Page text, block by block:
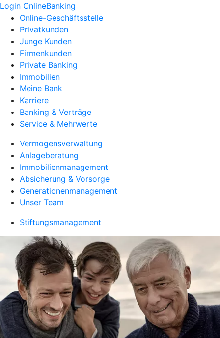
Login OnlineBanking
Online-Geschäftsstelle
Privatkunden
Junge Kunden
Firmenkunden
Private Banking
Immobilien
Meine Bank
Karriere
Banking & Verträge
Service & Mehrwerte
Vermögensverwaltung
Anlageberatung
Immobilienmanagement
Absicherung & Vorsorge
Generationenmanagement
Unser Team
Stiftungsmanagement